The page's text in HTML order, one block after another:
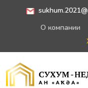
О компании